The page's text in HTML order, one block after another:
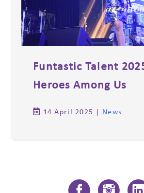
Funtastic Talent
Heroes Among Us
14 April 2025 News